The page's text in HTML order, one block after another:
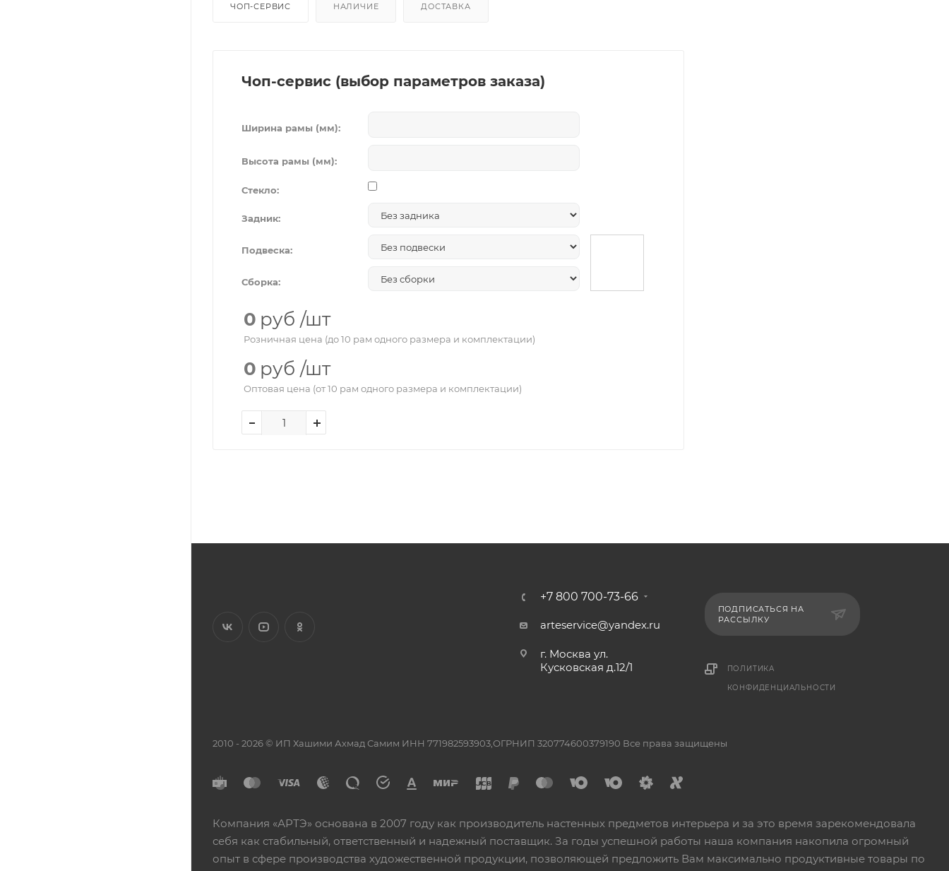
ЧОП-СЕРВИС НАЛИЧИЕ ДОСТАВКА
Чоп-сервис (выбор параметров заказа)
Ширина рамы (мм):
Высота рамы (мм):
Стекло:
Задник:
Подвеска:
Сборка:
0 руб /шт
Розничная цена (до 10 рам одного размера и комплектации)
0 руб /шт
Оптовая цена (от 10 рам одного размера и комплектации)
+7 800 700-73-66
arteservice@yandex.ru
г. Москва ул.
Кусковская д.12/1
ПОДПИСАТЬСЯ НА
РАССЫЛКУ
ПОЛИТИКА
КОНФИДЕНЦИАЛЬНОСТИ
2010 - 2026 © ИП Хашими Ахмад Самим ИНН 771982593903,ОГРНИП 320774600379190 Все права защищены
Компания «АРТЭ» основана в 2007 году как производитель настенных предметов интерьера и за это время зарекомендовала
себя как стабильный, ответственный и надежный поставщик. За годы успешной работы наша компания накопила огромный
опыт в сфере производства художественной продукции, позволяющей предложить Вам максимально продуктивные товары по